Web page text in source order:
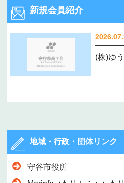
新規会員紹介
(株)ゆ
地域・行政・団体リンク
守谷市役所